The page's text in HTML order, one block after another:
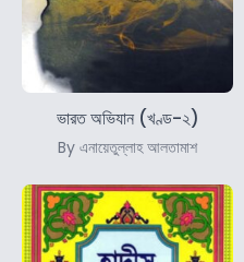
ভারত অভিযান (খণ্ড-২)
By এনায়েতুল্লাহ আলতামাশ